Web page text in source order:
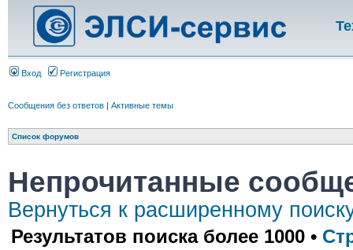
Вход Регистрация
Сообщения без ответов | Активные темы
Список форумов
Непрочитанные
Вернуться к расширенному
Результатов поиска более 1000 •